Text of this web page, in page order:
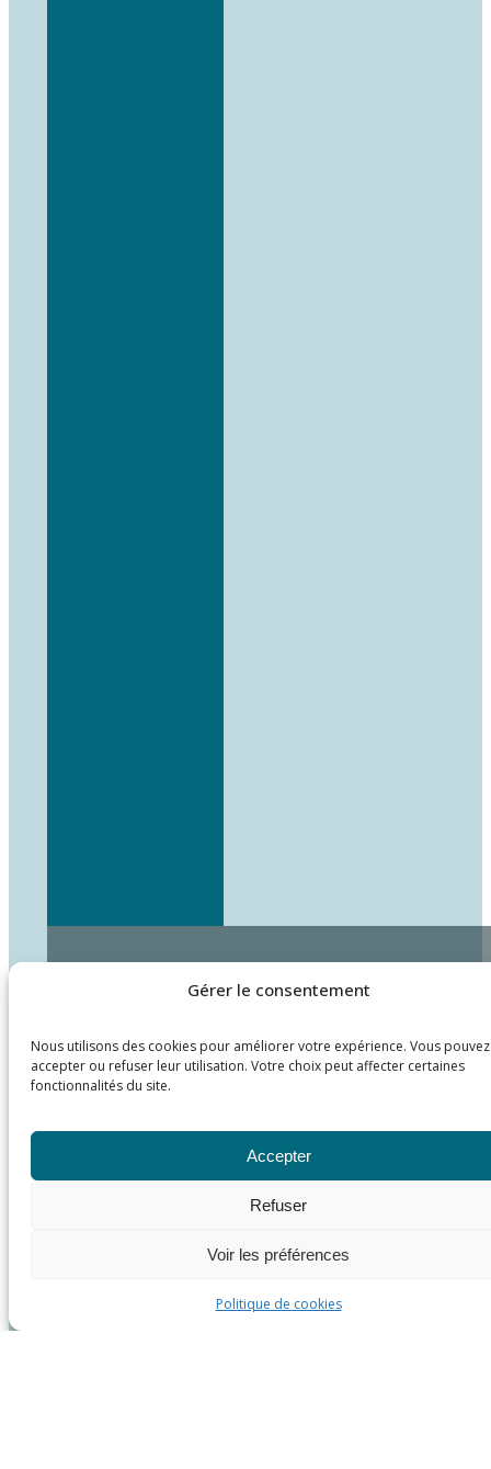
Gérer le consentement
Nous utilisons des cookies pour améliorer votre expérience. Vous pouvez
accepter ou refuser leur utilisation. Votre choix peut affecter certaines
fonctionnalités du site.
Accepter
Refuser
Voir les préférences
Politique de cookies